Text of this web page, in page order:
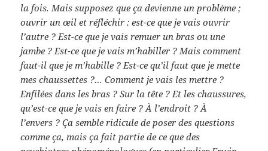
la fois. Mais supposez que ça devienne un problème ;
ouvrir un œil et réfléchir : est-ce que je vais ouvrir
l’autre ? Est-ce que je vais remuer un bras ou une
jambe ? Est-ce que je vais m’habiller ? Mais comment
faut-il que je m’habille ? Est-ce qu’il faut que je mette
mes chaussettes ?… Comment je vais les mettre ?
Enfilées dans les bras ? Sur la tête ? Et les chaussures,
qu’est-ce que je vais en faire ? À l’endroit ? À
l’envers ? Ça semble ridicule de poser des questions
comme ça, mais ça fait partie de ce que des